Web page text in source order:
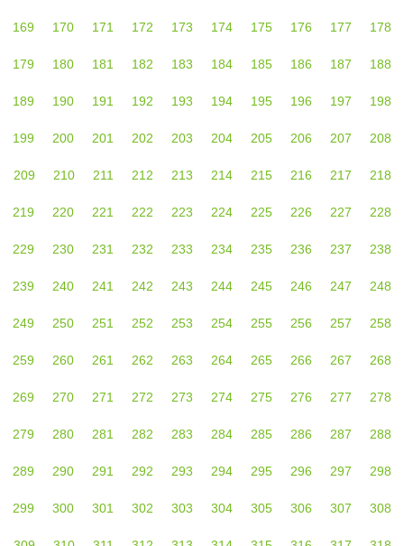
169 170 171 172 173 174 175 176 177 178
179 180 181 182 183 184 185 186 187 188
189 190 191 192 193 194 195 196 197 198
199 200 201 202 203 204 205 206 207 208
209 210 211 212 213 214 215 216 217 218
219 220 221 222 223 224 225 226 227 228
229 230 231 232 233 234 235 236 237 238
239 240 241 242 243 244 245 246 247 248
249 250 251 252 253 254 255 256 257 258
259 260 261 262 263 264 265 266 267 268
269 270 271 272 273 274 275 276 277 278
279 280 281 282 283 284 285 286 287 288
289 290 291 292 293 294 295 296 297 298
299 300 301 302 303 304 305 306 307 308